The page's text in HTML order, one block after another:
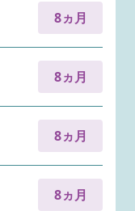
8ヵ月
8ヵ月
8ヵ月
8ヵ月